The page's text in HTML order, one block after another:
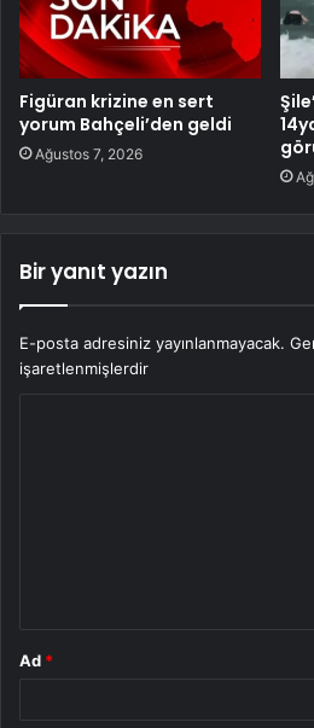
Figüran krizine en sert
yorum Bahçeli’den geldi
Ağustos 7, 2026
Bir yanıt yazın
E-posta adresiniz yayınlanmayacak.
işaretlenmişlerdir
Ad *